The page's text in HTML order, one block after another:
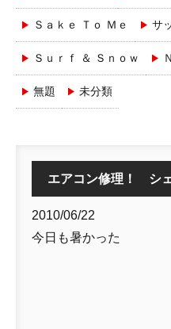
Ｓａｋｅ Ｔｏ Ｍｅ サ
Ｓｕｒｆ ＆ Ｓｎｏｗ
無題 未分類
エアコン修理！ シ
2010/06/22
今日も暑かった